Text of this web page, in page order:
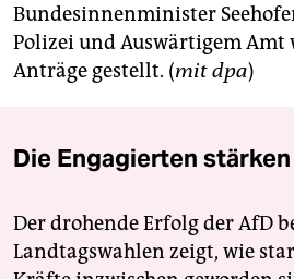
Bundesinnenminister
Polizei und Auswärtigem
Anträge gestellt. (mit dpa)
Die Engagierten stärken
Der drohende Erfolg der AfD
Landtagswahlen zeigt, wie